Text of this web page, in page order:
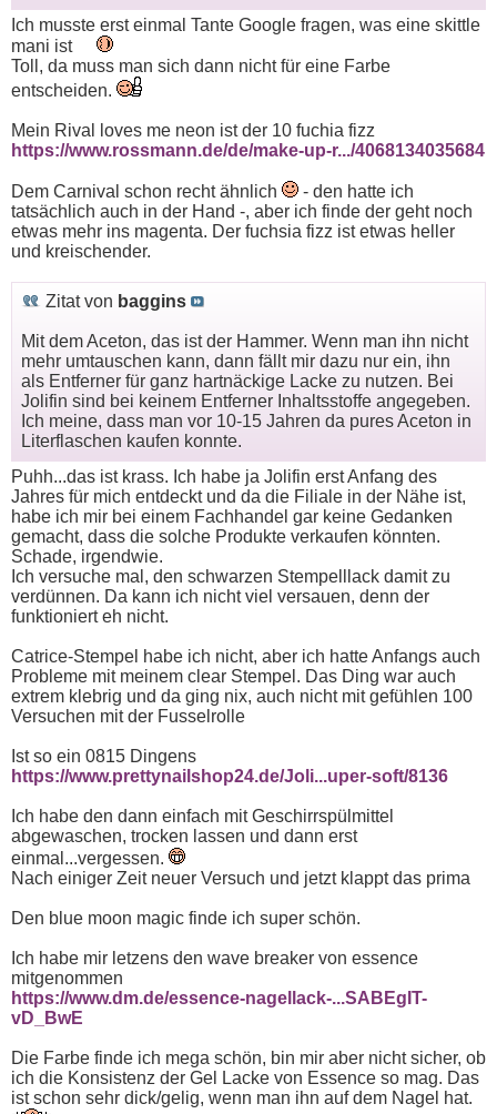
Ich musste erst einmal Tante Google fragen, was eine skittle
mani ist
Toll, da muss man sich dann nicht für eine Farbe
entscheiden.
Mein Rival loves me neon ist der 10 fuchia fizz
https://www.rossmann.de/de/make-up-r.../4068134035684
Dem Carnival schon recht ähnlich
- den hatte ich
tatsächlich auch in der Hand -, aber ich finde der geht noch
etwas mehr ins magenta. Der fuchsia fizz ist etwas heller
und kreischender.
Zitat von baggins
Mit dem Aceton, das ist der Hammer. Wenn man ihn nicht
mehr umtauschen kann, dann fällt mir dazu nur ein, ihn
als Entferner für ganz hartnäckige Lacke zu nutzen. Bei
Jolifin sind bei keinem Entferner Inhaltsstoffe angegeben.
Ich meine, dass man vor 10-15 Jahren da pures Aceton in
Literflaschen kaufen konnte.
Puhh...das ist krass. Ich habe ja Jolifin erst Anfang des
Jahres für mich entdeckt und da die Filiale in der Nähe ist,
habe ich mir bei einem Fachhandel gar keine Gedanken
gemacht, dass die solche Produkte verkaufen könnten.
Schade, irgendwie.
Ich versuche mal, den schwarzen Stempelllack damit zu
verdünnen. Da kann ich nicht viel versauen, denn der
funktioniert eh nicht.
Catrice-Stempel habe ich nicht, aber ich hatte Anfangs auch
Probleme mit meinem clear Stempel. Das Ding war auch
extrem klebrig und da ging nix, auch nicht mit gefühlen 100
Versuchen mit der Fusselrolle
Ist so ein 0815 Dingens
https://www.prettynailshop24.de/Joli...uper-soft/8136
Ich habe den dann einfach mit Geschirrspülmittel
abgewaschen, trocken lassen und dann erst
einmal...vergessen.
Nach einiger Zeit neuer Versuch und jetzt klappt das prima
Den blue moon magic finde ich super schön.
Ich habe mir letzens den wave breaker von essence
mitgenommen
https://www.dm.de/essence-nagellack-...SABEgIT-
vD_BwE
Die Farbe finde ich mega schön, bin mir aber nicht sicher, ob
ich die Konsistenz der Gel Lacke von Essence so mag. Das
ist schon sehr dick/gelig, wenn man ihn auf dem Nagel hat.